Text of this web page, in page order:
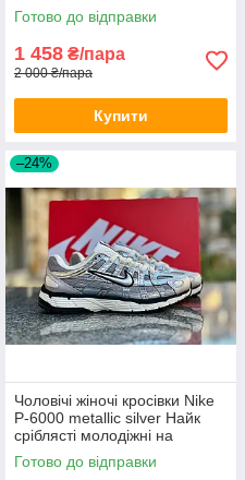
Готово до відправки
1 458 ₴/пара
2 000 ₴/пара
Купити
–24%
Чоловічі жіночі кросівки Nike
P-6000 metallic silver Найк
сріблясті молодіжні на
шнурівці весна літо
Готово до відправки